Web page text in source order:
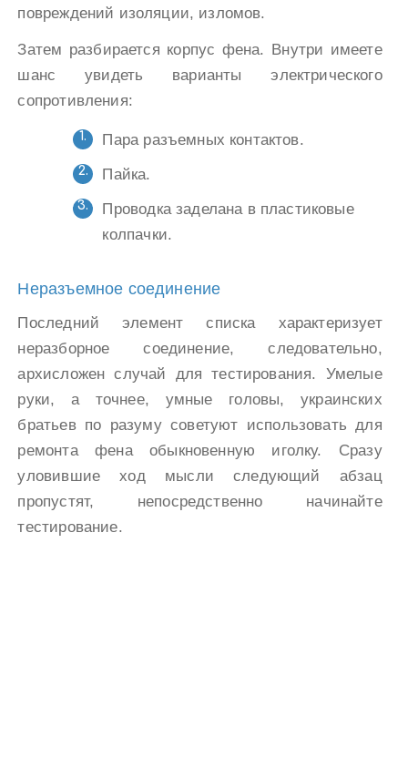
повреждений изоляции, изломов.
Затем разбирается корпус фена. Внутри имеете
шанс увидеть варианты электрического
сопротивления:
Пара разъемных контактов.
Пайка.
Проводка заделана в пластиковые
колпачки.
Неразъемное соединение
Последний элемент списка характеризует
неразборное соединение, следовательно,
архисложен случай для тестирования. Умелые
руки, а точнее, умные головы, украинских
братьев по разуму советуют использовать для
ремонта фена обыкновенную иголку. Сразу
уловившие ход мысли следующий абзац
пропустят, непосредственно начинайте
тестирование.